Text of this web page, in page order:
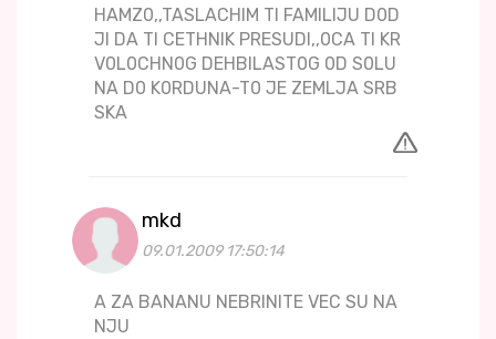
HAMZ0,,TASLACHIM TI FAMILIJU D0D
JI DA TI CETHNIK PRESUDI,,0CA TI KR
V0L0CHN0G DEHBILAST0G 0D S0LU
NA D0 K0RDUNA-T0 JE ZEMLJA SRB
SKA
mkd
09.01.2009 17:50:14
A ZA BANANU NEBRINITE VEC SU NA
NJU